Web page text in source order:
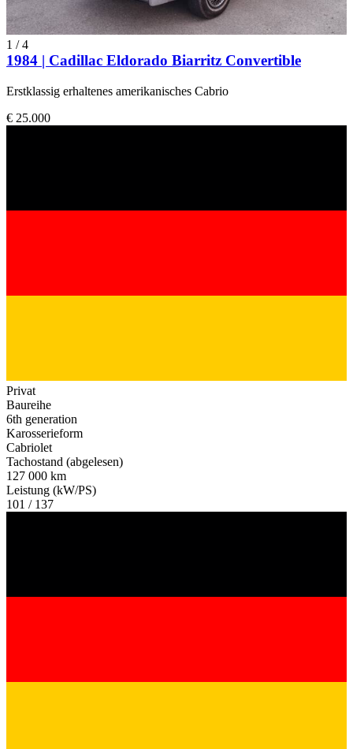
1 /4
1984 | Cadillac Eldorado Biarritz Convertible
Erstklassig erhaltenes amerikanisches Cabrio
€ 25.000
Privat
Baureihe
6th generation
Karosserieform
Cabriolet
Tachostand (abgelesen)
127 000 km
Leistung (kW/PS)
101 / 137